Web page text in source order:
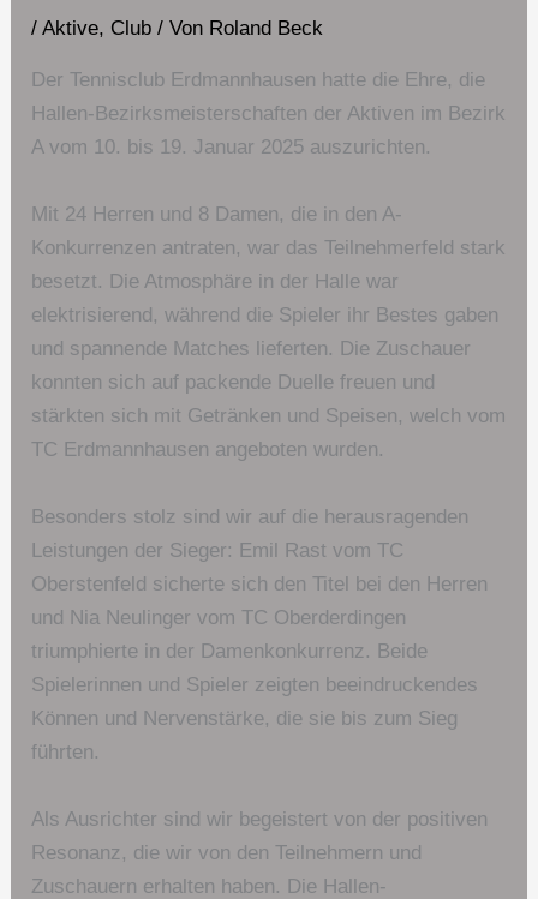
/Aktive, Club / Von Roland Beck
Der Tennisclub Erdmannhausen hatte die Ehre, die
Hallen-Bezirksmeisterschaften der Aktiven im Bezirk
A vom 10. bis 19. Januar 2025 auszurichten.
Mit 24 Herren und 8 Damen, die in den A-
Konkurrenzen antraten, war das Teilnehmerfeld stark
besetzt. Die Atmosphäre in der Halle war
elektrisierend, während die Spieler ihr Bestes gaben
und spannende Matches lieferten. Die Zuschauer
konnten sich auf packende Duelle freuen und
stärkten sich mit Getränken und Speisen, welch vom
TC Erdmannhausen angeboten wurden.
Besonders stolz sind wir auf die herausragenden
Leistungen der Sieger: Emil Rast vom TC
Oberstenfeld sicherte sich den Titel bei den Herren
und Nia Neulinger vom TC Oberderdingen
triumphierte in der Damenkonkurrenz. Beide
Spielerinnen und Spieler zeigten beeindruckendes
Können und Nervenstärke, die sie bis zum Sieg
führten.
Als Ausrichter sind wir begeistert von der positiven
Resonanz, die wir von den Teilnehmern und
Zuschauern erhalten haben. Die Hallen-